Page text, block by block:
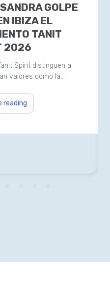
GOLPE
IBIZA EL
TANIT
2026
Spirit distinguen a
valores como la…
reading